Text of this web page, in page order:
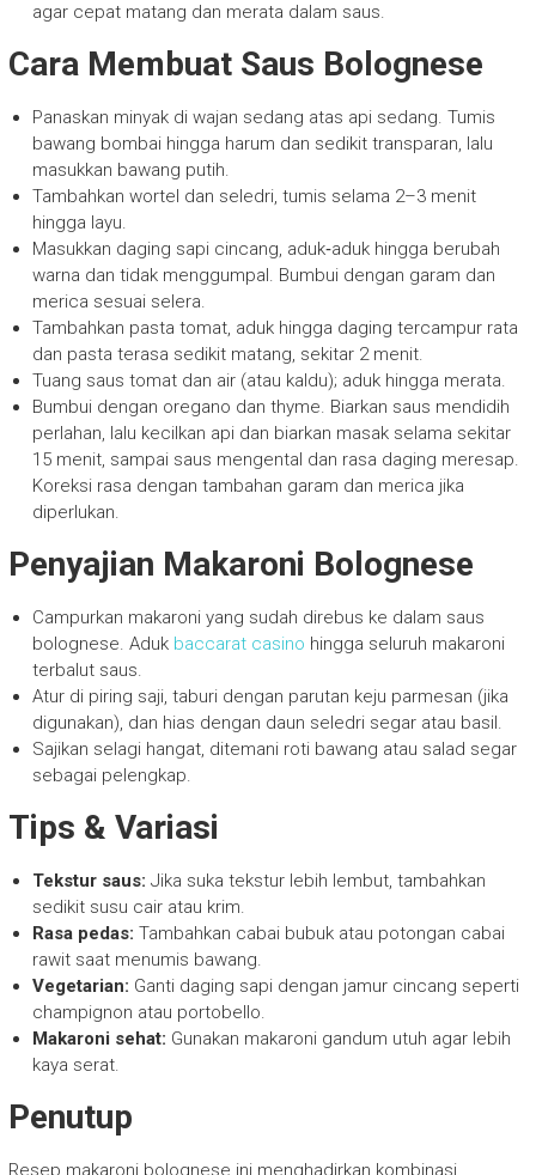
agar cepat matang dan merata dalam saus.
Cara Membuat Saus Bolognese
Panaskan minyak di wajan sedang atas api sedang. Tumis
bawang bombai hingga harum dan sedikit transparan, lalu
masukkan bawang putih.
Tambahkan wortel dan seledri, tumis selama 2–3 menit
hingga layu.
Masukkan daging sapi cincang, aduk‑aduk hingga berubah
warna dan tidak menggumpal. Bumbui dengan garam dan
merica sesuai selera.
Tambahkan pasta tomat, aduk hingga daging tercampur rata
dan pasta terasa sedikit matang, sekitar 2 menit.
Tuang saus tomat dan air (atau kaldu); aduk hingga merata.
Bumbui dengan oregano dan thyme. Biarkan saus mendidih
perlahan, lalu kecilkan api dan biarkan masak selama sekitar
15 menit, sampai saus mengental dan rasa daging meresap.
Koreksi rasa dengan tambahan garam dan merica jika
diperlukan.
Penyajian Makaroni Bolognese
Campurkan makaroni yang sudah direbus ke dalam saus
bolognese. Aduk baccarat casino hingga seluruh makaroni
terbalut saus.
Atur di piring saji, taburi dengan parutan keju parmesan (jika
digunakan), dan hias dengan daun seledri segar atau basil.
Sajikan selagi hangat, ditemani roti bawang atau salad segar
sebagai pelengkap.
Tips & Variasi
Tekstur saus: Jika suka tekstur lebih lembut, tambahkan
sedikit susu cair atau krim.
Rasa pedas: Tambahkan cabai bubuk atau potongan cabai
rawit saat menumis bawang.
Vegetarian: Ganti daging sapi dengan jamur cincang seperti
champignon atau portobello.
Makaroni sehat: Gunakan makaroni gandum utuh agar lebih
kaya serat.
Penutup
Resep makaroni bolognese ini menghadirkan kombinasi